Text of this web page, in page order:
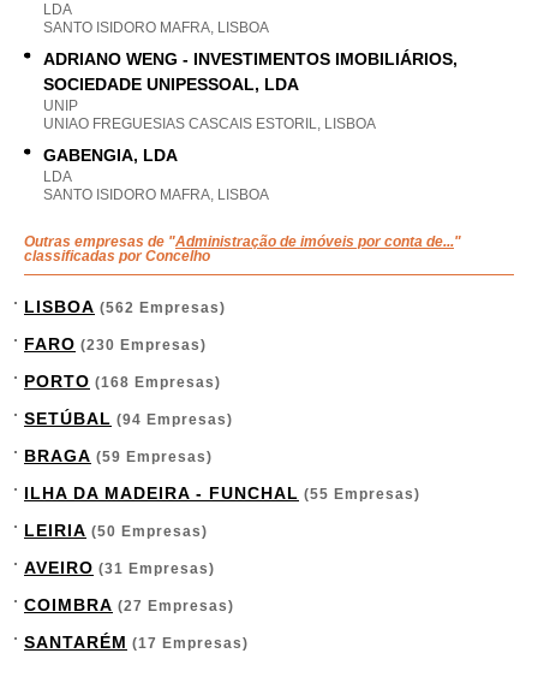
LDA
SANTO ISIDORO MAFRA, LISBOA
ADRIANO WENG - INVESTIMENTOS IMOBILIÁRIOS,
SOCIEDADE UNIPESSOAL, LDA
UNIP
UNIAO FREGUESIAS CASCAIS ESTORIL, LISBOA
GABENGIA, LDA
LDA
SANTO ISIDORO MAFRA, LISBOA
Outras empresas de "Administração de imóveis por conta de..."
classificadas por Concelho
LISBOA (562 Empresas)
FARO (230 Empresas)
PORTO (168 Empresas)
SETÚBAL (94 Empresas)
BRAGA (59 Empresas)
ILHA DA MADEIRA - FUNCHAL (55 Empresas)
LEIRIA (50 Empresas)
AVEIRO (31 Empresas)
COIMBRA (27 Empresas)
SANTARÉM (17 Empresas)